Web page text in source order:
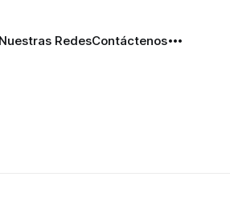
Nuestras RedesContáctenos